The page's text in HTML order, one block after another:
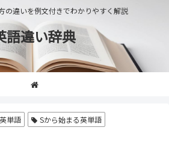
の違いを例文付きでわかりやすく解説
語違い辞典
単語 Sから始まる英単語